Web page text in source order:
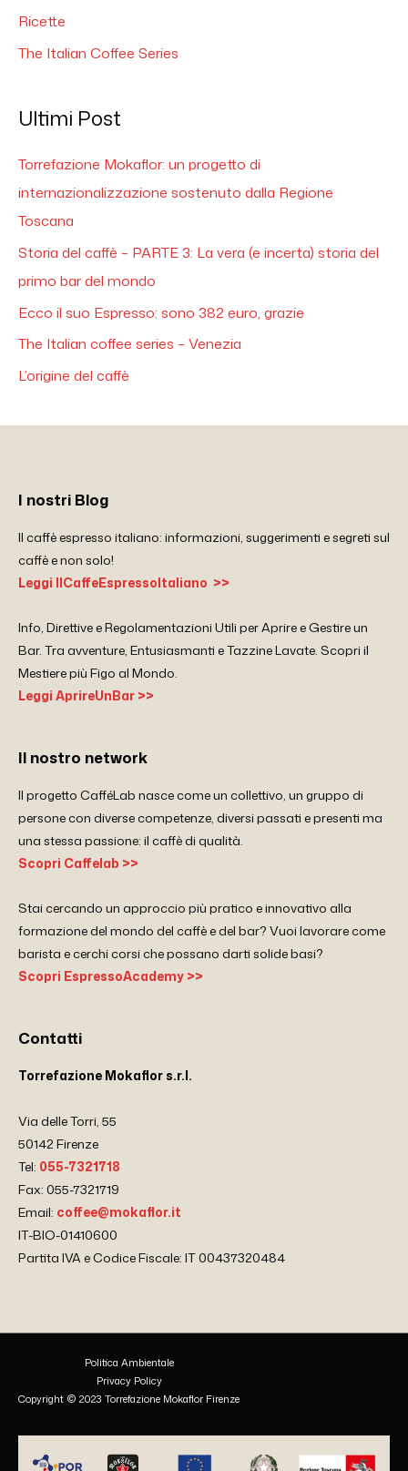
Ricette
The Italian Coffee Series
Ultimi Post
Torrefazione Mokaflor: un progetto di
internazionalizzazione sostenuto dalla Regione
Toscana
Storia del caffè – PARTE 3: La vera (e incerta) storia del
primo bar del mondo
Ecco il suo Espresso: sono 382 euro, grazie
The Italian coffee series – Venezia
L’origine del caffè
I nostri Blog
Il caffè espresso italiano: informazioni, suggerimenti e segreti sul
caffè e non solo!
Leggi IlCaffeEspressoItaliano >>
Info, Direttive e Regolamentazioni Utili per Aprire e Gestire un
Bar. Tra avventure, Entusiasmanti e Tazzine Lavate. Scopri il
Mestiere più Figo al Mondo.
Leggi AprireUnBar >>
Il nostro network
Il progetto CafféLab nasce come un collettivo, un gruppo di
persone con diverse competenze, diversi passati e presenti ma
una stessa passione: il caffè di qualità.
Scopri Caffelab >>
Stai cercando un approccio più pratico e innovativo alla
formazione del mondo del caffè e del bar? Vuoi lavorare come
barista e cerchi corsi che possano darti solide basi?
Scopri EspressoAcademy >>
Contatti
Torrefazione Mokaflor s.r.l.
Via delle Torri, 55
50142 Firenze
Tel: 055-7321718
Fax: 055-7321719
Email: coffee@mokaflor.it
IT-BIO-01410600
Partita IVA e Codice Fiscale: IT 00437320484
Politica Ambientale
Privacy Policy
Copyright © 2023 Torrefazione Mokaflor Firenze